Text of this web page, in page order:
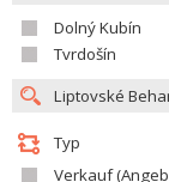
Dolný Kubín
Tvrdošín
Typ
Verkauf